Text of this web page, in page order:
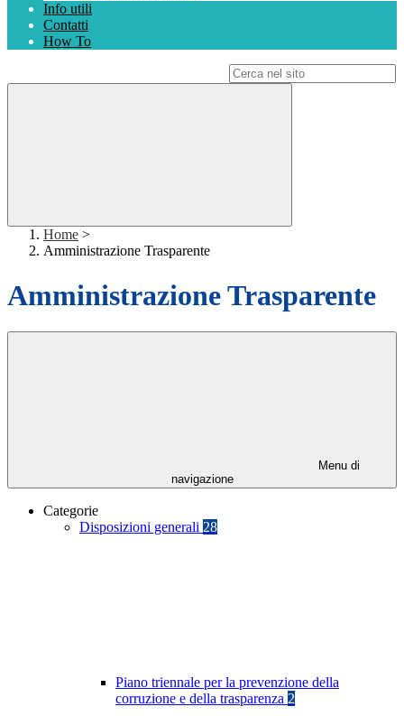
Info utili
Contatti
How To
Home >
Amministrazione Trasparente
Amministrazione Trasparente
Menu di
navigazione
Categorie
Disposizioni generali 28
Piano triennale per la prevenzione della
corruzione e della trasparenza 2